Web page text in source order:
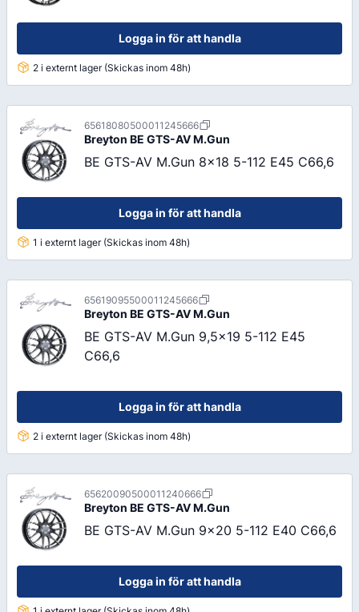
Logga in för att handla
2 i externt lager (Skickas inom 48h)
65618080500011245666
Breyton BE GTS-AV M.Gun
BE GTS-AV M.Gun 8x18 5-112 E45 C66,6
Logga in för att handla
1 i externt lager (Skickas inom 48h)
65619095500011245666
Breyton BE GTS-AV M.Gun
BE GTS-AV M.Gun 9,5x19 5-112 E45
C66,6
Logga in för att handla
2 i externt lager (Skickas inom 48h)
65620090500011240666
Breyton BE GTS-AV M.Gun
BE GTS-AV M.Gun 9x20 5-112 E40 C66,6
Logga in för att handla